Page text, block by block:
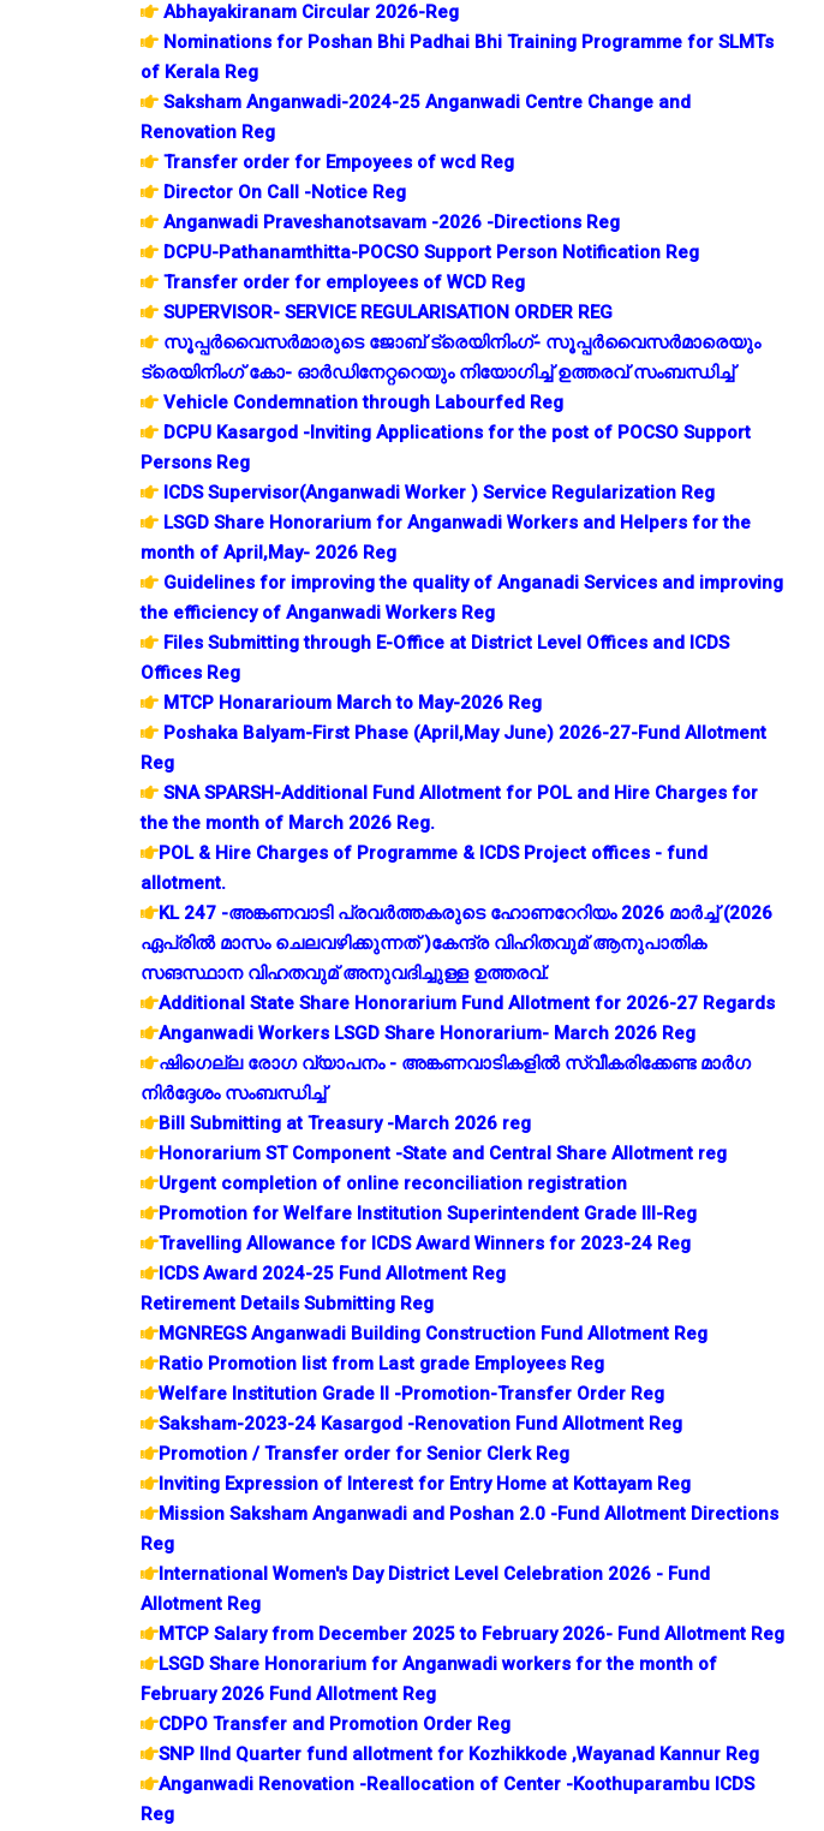
Abhayakiranam Circular 2026-Reg
Nominations for Poshan Bhi Padhai Bhi Training Programme for SLMTs
of Kerala Reg
Saksham Anganwadi-2024-25 Anganwadi Centre Change and
Renovation Reg
Transfer order for Empoyees of wcd Reg
Director On Call -Notice Reg
Anganwadi Praveshanotsavam -2026 -Directions Reg
DCPU-Pathanamthitta-POCSO Support Person Notification Reg
Transfer order for employees of WCD Reg
SUPERVISOR- SERVICE REGULARISATION ORDER REG
സൂപ്പർവൈസർമാരുടെ ജോബ് ട്രെയിനിംഗ്- സൂപ്പർവൈസർമാരെയും
ട്രെയിനിംഗ് കോ- ഓർഡിനേറ്ററെയും നിയോഗിച്ച് ഉത്തരവ് സംബന്ധിച്ച്
Vehicle Condemnation through Labourfed Reg
DCPU Kasargod -Inviting Applications for the post of POCSO Support
Persons Reg
ICDS Supervisor(Anganwadi Worker ) Service Regularization Reg
LSGD Share Honorarium for Anganwadi Workers and Helpers for the
month of April,May- 2026 Reg
Guidelines for improving the quality of Anganadi Services and improving
the efficiency of Anganwadi Workers Reg
Files Submitting through E-Office at District Level Offices and ICDS
Offices Reg
MTCP Honararioum March to May-2026 Reg
Poshaka Balyam-First Phase (April,May June) 2026-27-Fund Allotment
Reg
SNA SPARSH-Additional Fund Allotment for POL and Hire Charges for
the the month of March 2026 Reg.
POL & Hire Charges of Programme & ICDS Project offices - fund
allotment.
KL 247 -അങ്കണവാടി പ്രവര്‍ത്തകരുടെ ഹോണറേറിയം 2026 മാര്‍ച്ച്‌ (2026
ഏപ്രില്‍ മാസം ചെലവഴിക്കുന്നത് )കേന്ദ്ര വിഹിതവുമ് ആനുപാതിക
സങസ്ഥാന വിഹതവുമ് അനുവദിച്ചുള്ള ഉത്തരവ്.
Additional State Share Honorarium Fund Allotment for 2026-27 Regards
Anganwadi Workers LSGD Share Honorarium- March 2026 Reg
ഷിഗെല്ല രോഗ വ്യാപനം - അങ്കണവാടികളില്‍ സ്വീകരിക്കേണ്ട മാര്‍ഗ
നിര്‍ദ്ദേശം സംബന്ധിച്ച്
Bill Submitting at Treasury -March 2026 reg
Honorarium ST Component -State and Central Share Allotment reg
Urgent completion of online reconciliation registration
Promotion for Welfare Institution Superintendent Grade III-Reg
Travelling Allowance for ICDS Award Winners for 2023-24 Reg
ICDS Award 2024-25 Fund Allotment Reg
Retirement Details Submitting Reg
MGNREGS Anganwadi Building Construction Fund Allotment Reg
Ratio Promotion list from Last grade Employees Reg
Welfare Institution Grade II -Promotion-Transfer Order Reg
Saksham-2023-24 Kasargod -Renovation Fund Allotment Reg
Promotion / Transfer order for Senior Clerk Reg
Inviting Expression of Interest for Entry Home at Kottayam Reg
Mission Saksham Anganwadi and Poshan 2.0 -Fund Allotment Directions
Reg
International Women's Day District Level Celebration 2026 - Fund
Allotment Reg
MTCP Salary from December 2025 to February 2026- Fund Allotment Reg
LSGD Share Honorarium for Anganwadi workers for the month of
February 2026 Fund Allotment Reg
CDPO Transfer and Promotion Order Reg
SNP IInd Quarter fund allotment for Kozhikkode ,Wayanad Kannur Reg
Anganwadi Renovation -Reallocation of Center -Koothuparambu ICDS
Reg